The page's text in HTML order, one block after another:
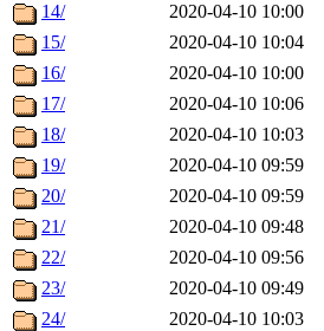
14/
2020-04-10 10:00
15/
2020-04-10 10:04
16/
2020-04-10 10:00
17/
2020-04-10 10:06
18/
2020-04-10 10:03
19/
2020-04-10 09:59
20/
2020-04-10 09:59
21/
2020-04-10 09:48
22/
2020-04-10 09:56
23/
2020-04-10 09:49
24/
2020-04-10 10:03